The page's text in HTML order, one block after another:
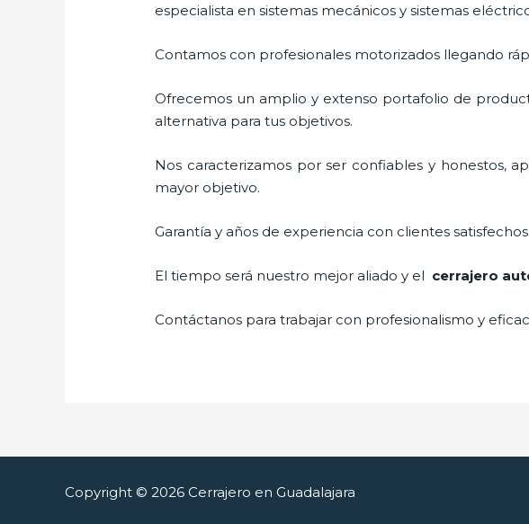
especialista en sistemas mecánicos y sistemas
Contamos con profesionales motorizados llegando
Ofrecemos un amplio y extenso portafolio de
alternativa para tus objetivos.
Nos caracterizamos por ser confiables y honestos,
mayor objetivo.
Garantía y años de experiencia con clientes satisfechos.
El tiempo será nuestro mejor aliado y el cerrajero
Contáctanos para trabajar con profesionalismo y
Copyright © 2026 Cerrajero en Guadalajara